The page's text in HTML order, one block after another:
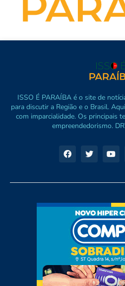
ISSO É PARAÍBA é o site de
para discutir a Região e o Brasil.
com imparcialidade. Os principais
empreendedorismo.